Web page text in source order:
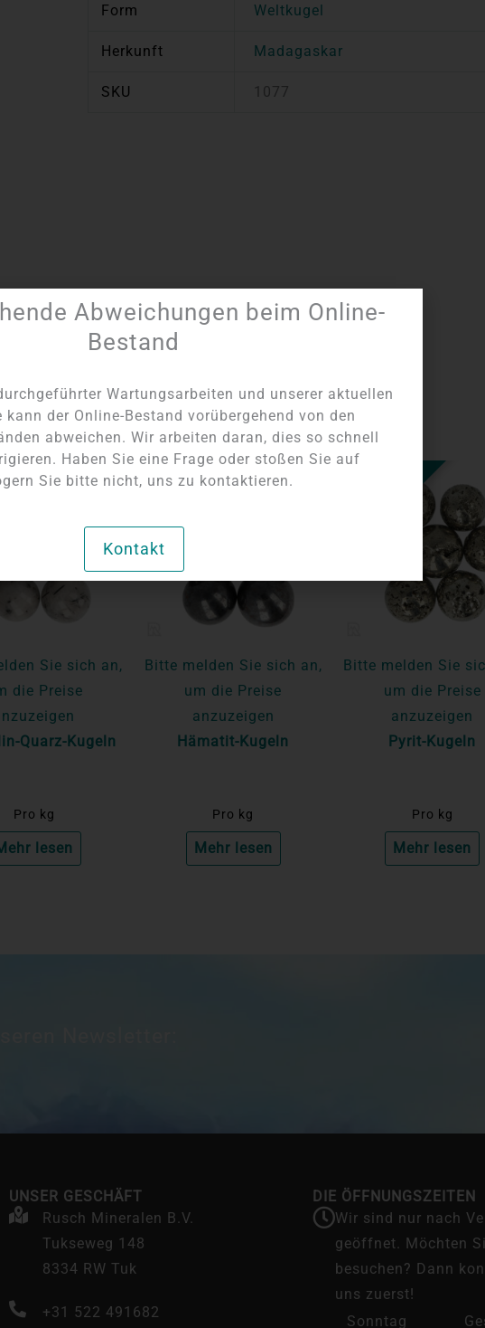
Form Weltkugel
Herkunft Madagaskar
SKU 1077
1077 Kategorie: Zwiebeln nach Gewicht
Sie sich an,
die Preise
Quarz-Kugeln
Pro kg
lesen
NICHT AUF LAGER
Bitte melden Sie sich an,
um die Preise
anzuzeigen
Hämatit-Kugeln
Pro kg
Mehr lesen
Bitte melden Sie
um die Preise
anzuzeigen
Pyrit-Kugeln
Pro kg
Mehr lesen
UNSER GESCHÄFT
Rusch Mineralen B.V.
Tukseweg 148
8334 RW Tuk
+31 522 491682
DIE ÖFFNUNGSZEITEN
Wir sind nur nach
geöffnet. Möchten
besuchen? Dann
uns zuerst!
Sonntag
Abweichungen beim Online-
Bestand
Wartungsarbeiten und unserer aktuellen
der Online-Bestand vorübergehend von den
abweichen. Wir arbeiten daran, dies so schnell
Haben Sie eine Frage oder stoßen Sie auf
Sie bitte nicht, uns zu kontaktieren.
Kontakt